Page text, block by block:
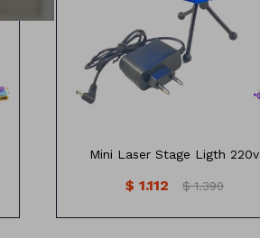
Longitud de onda -Red: 650nm,
potencia: 100 mW
Entrada: AC 110-240 V, 50-60 Hz
Salida: 5V, 1.5A
Enchufe -adapter: Tipo A
Mini Laser Stage Ligth 220v
$ 1.112 $ 1.390